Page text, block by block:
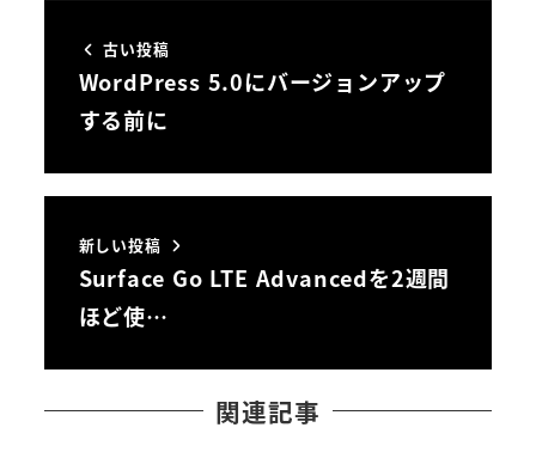
古い投稿
WordPress 5.0にバージョンアップ
する前に
新しい投稿
Surface Go LTE Advancedを2週間
ほど使…
関連記事